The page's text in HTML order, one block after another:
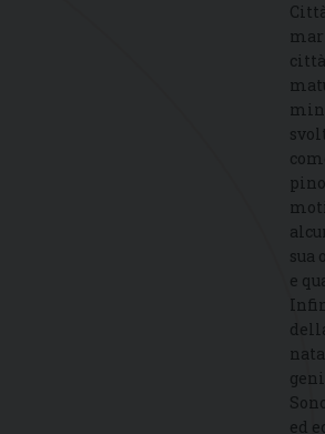
sua
e
ed